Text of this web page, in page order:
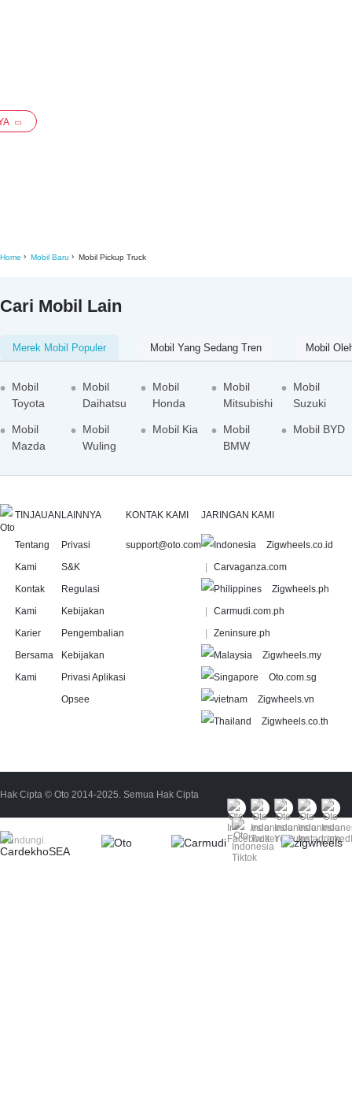
Home Mobil Baru Mobil Pickup Truck
Cari Mobil Lain
Merek Mobil Populer Mobil Yang Sedang Tren Mobil
Mobil
Toyota
Mobil
Daihatsu
Mobil
Honda
Mobil
Mitsubishi
Mobil
Suzuki
Mobil
Mazda
Mobil
Wuling
Mobil Kia
Mobil
BMW
Mobil BYD
TINJAUAN
Tentang
Kami
Kontak
Kami
Karier
Bersama
Kami
LAINNYA
Privasi
S&K
Regulasi
Kebijakan
Pengembalian
Kebijakan
Privasi Aplikasi
Opsee
KONTAK KAMI
support@oto.com
JARINGAN KAMI
Zigwheels.co.id
Carvaganza.com
Zigwheels.ph
Carmudi.com.ph
Zeninsure.ph
Zigwheels.my
Oto.com.sg
Zigwheels.vn
Zigwheels.co.th
Hak Cipta © Oto 2014-2025. Semua Hak Cipta
Dilindungi.